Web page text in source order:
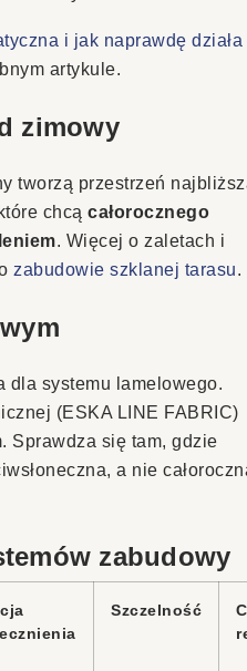
i jak naprawdę działa
artykule.
zimowy
tworzą przestrzeń
chcą całorocznego
. Więcej o zaletach i
zabudowie szklanej tarasu.
dla systemu lamelowego.
(ESKA LINE FABRIC)
Sprawdza się tam, gdzie
a nie
zabudowy
Szczelność